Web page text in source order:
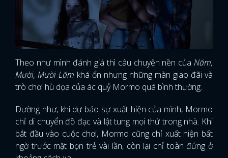
Theo như mình đánh giá thì câu chuyện nền của Năm,
Mười, Mười Lăm khá ổn nhưng những màn giao đãi và
trò chơi hù dọa của ác quỷ Mormo quá bình thường.
Dường như, khi dự báo sự xuất hiện của mình, Mormo
chỉ di chuyển đồ đạc và lật tung mọi thứ trong nhà. Khi
bắt đầu vào cuộc chơi, Mormo cũng chỉ xuất hiện bất
ngờ trước mặt bọn trẻ vài lần, còn lại chỉ toàn đứng ở